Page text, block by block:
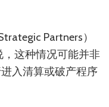
Partners）
，这种情况可能并非
入清算或破产程序